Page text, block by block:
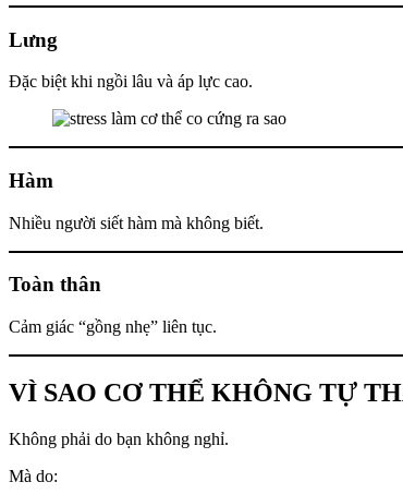
Lưng
Đặc biệt khi ngồi lâu và áp lực cao.
Hàm
Nhiều người siết hàm mà không biết.
Toàn thân
Cảm giác “gồng nhẹ” liên tục.
VÌ SAO CƠ THỂ KHÔNG TỰ
Không phải do bạn không nghỉ.
Mà do: